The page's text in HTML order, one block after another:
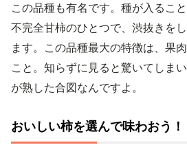
この品種も有名です。種が入るこ
不完全甘柿のひとつで、渋抜きを
ます。この品種最大の特徴は、果
こと。知らずに見ると驚いてしま
が熟した合図なんですよ。
おいしい柿を選んで味わおう！